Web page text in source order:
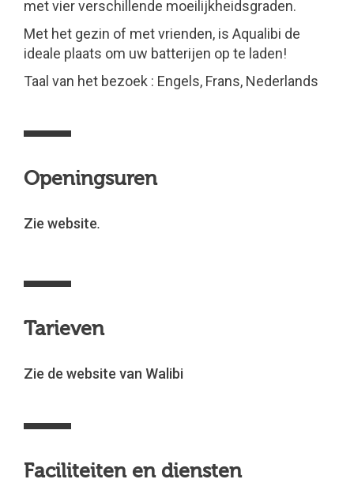
met vier verschillende moeilijkheidsgraden.
Met het gezin of met vrienden, is Aqualibi de
ideale plaats om uw batterijen op te laden!
Taal van het bezoek : Engels, Frans, Nederlands
Openingsuren
Zie website.
Tarieven
Zie de website van Walibi
Faciliteiten en diensten